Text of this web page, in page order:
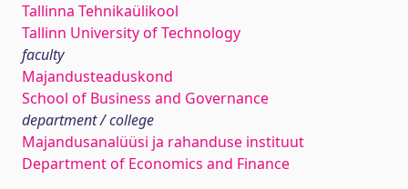
Tallinna Tehnikaülikool
Tallinn University of Technology
faculty
Majandusteaduskond
School of Business and Governance
department / college
Majandusanalüüsi ja rahanduse instituut
Department of Economics and Finance